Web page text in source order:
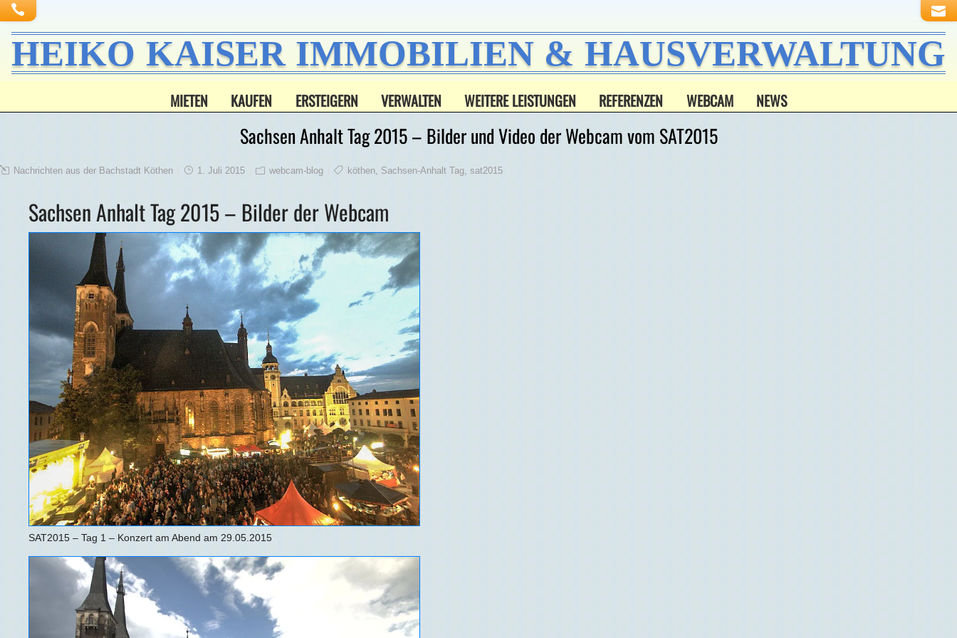
HEIKO KAISER IMMOBILIEN & HAUSVERWALTUNG
MIETEN KAUFEN ERSTEIGERN VERWALTEN WEITERE LEISTUNGEN REFERENZEN WEBCAM NEWS
Sachsen Anhalt Tag 2015 – Bilder und Video der Webcam vom SAT2015
Nachrichten aus der Bachstadt Köthen 1. Juli 2015 webcam-blog köthen, Sachsen-Anhalt Tag, sat2015
Sachsen Anhalt Tag 2015 – Bilder der Webcam
SAT2015 – Tag 1 – Konzert am Abend am 29.05.2015